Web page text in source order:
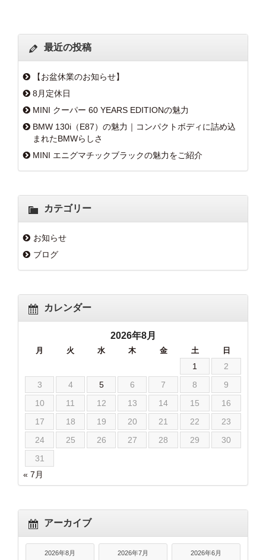
最近の投稿
【お盆休業のお知らせ】
8月定休日
MINI クーパー 60 YEARS EDITIONの魅力
BMW 130i（E87）の魅力｜コンパクトボディに詰め込
まれたBMWらしさ
MINI エニグマチックブラックの魅力をご紹介
カテゴリー
お知らせ
ブログ
カレンダー
2026年8月
月 火 水 木 金 土 日
1
2
3
4 5 6 7 8
9
10
11 12 13 14 15
16
17
18 19 20 21 22
23
24
25 26 27 28 29
30
31
« 7月
アーカイブ
2026年8月 2026年7月 2026年6月